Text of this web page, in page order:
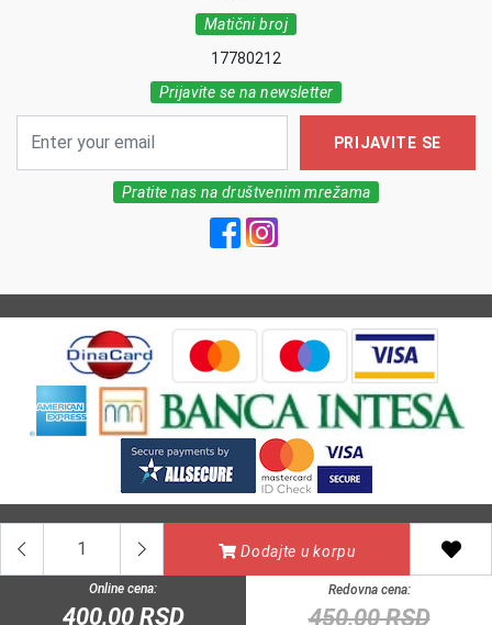
Dodajte u korpu
Online cena:
400,00 RSD
Redovna cena:
450,00 RSD
Matični broj
17780212
Prijavite se na newsletter
PRIJAVITE SE
Pratite nas na društvenim mrežama